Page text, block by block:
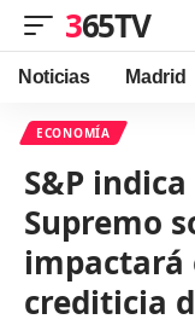
365TV
Noticias Madrid
ECONOMÍA
S&P
Supremo
impactará
crediticia